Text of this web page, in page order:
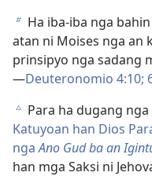
b Ha iba-iba nga
atan ni Moises nga an
prinsipyo nga sadang
—Deuteronomio 4:10;
c Para ha dugang
Katuyoan han Dios
ngaAno Gud ba an
han mga Saksi ni